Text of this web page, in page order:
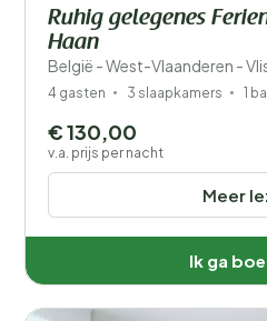
Ruhig gelegenes
Haan
België - West-Vlaanderen -
4 gasten 3 slaapkamers 1
Meer
€ 130,00
v.a. prijs per nacht
Ik ga